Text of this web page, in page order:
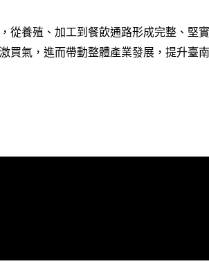
從養殖、加工到餐飲通路形成完整、
買氣，進而帶動整體產業發展，提升臺